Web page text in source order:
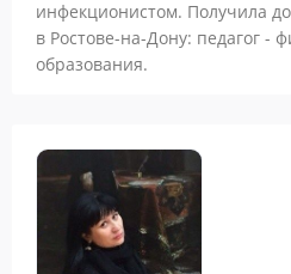
инфекционистом. Получила
в Ростове-на-Дону: педагог -
образования.